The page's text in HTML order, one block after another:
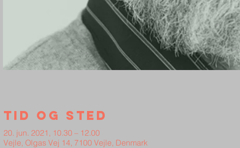
Tid og sted
20. jun. 2021, 10.30 – 12.00
Vejle, Olgas Vej 14, 7100 Vejle, Denmark